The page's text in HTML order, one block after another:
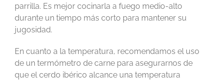
parrilla. Es mejor cocinarla a fuego medio-alto
durante un tiempo más corto para mantener su
jugosidad.
En cuanto a la temperatura, recomendamos el uso
de un termómetro de carne para asegurarnos de
que el cerdo ibérico alcance una temperatura